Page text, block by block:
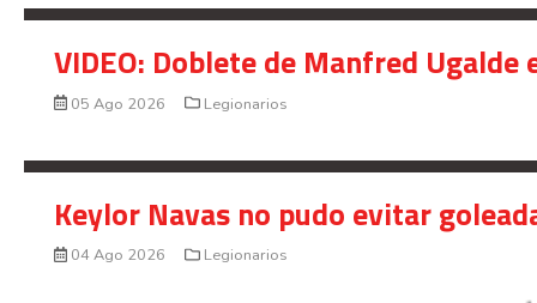
VIDEO: Doblete de Manfred
05 Ago 2026 Legionarios
Keylor Navas no pudo evitar
04 Ago 2026 Legionarios